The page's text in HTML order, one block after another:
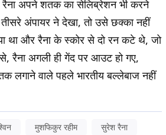
अपने शतक का सेलिब्रेशन भी करने
अंपायर ने देखा, तो उसे छक्का नहीं
था और रैना के स्कोर से दो रन कटे थे, जो
रैना अगली ही गेंद पर आउट हो गए,
लगाने वाले पहले भारतीय बल्लेबाज नहीं
मुशफिकुर रहीम
सुरेश रैना